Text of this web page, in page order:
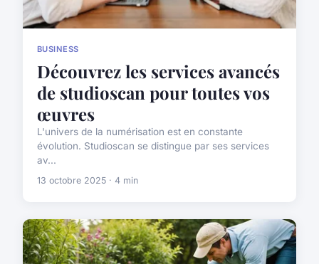
BUSINESS
Découvrez les services avancés
de studioscan pour toutes vos
œuvres
L'univers de la numérisation est en constante
évolution. Studioscan se distingue par ses services
av...
13 octobre 2025 · 4 min